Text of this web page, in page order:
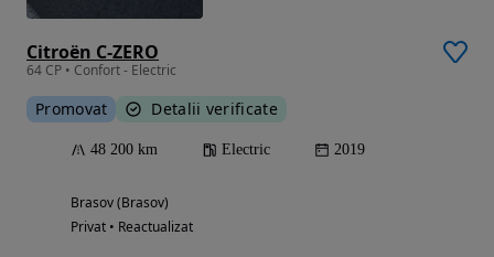
Citroën C-ZERO
64 CP • Confort - Electric
Promovat Detalii verificate
48 200 km Electric 2019
Brasov (Brasov)
Privat • Reactualizat